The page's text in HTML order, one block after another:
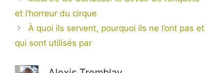
et l’horreur du cirque
À quoi ils servent, pourquoi ils ne l’ont pas et
qui sont utilisés par